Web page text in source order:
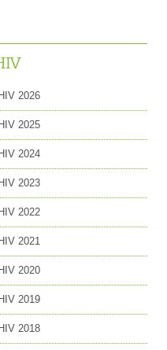
MITGLIEDSCHAFT
2026
2025
2024
2023
2022
2021
2020
2019
2018